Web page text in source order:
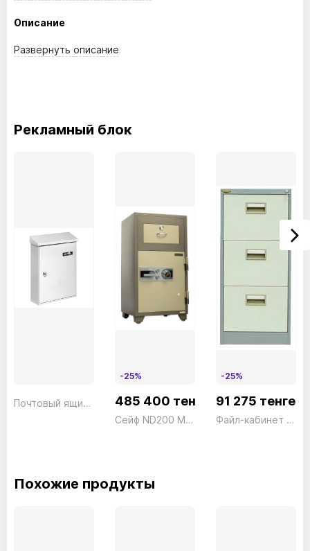
Описание
Развернуть описание
Рекламный блок
Почтовый ящик Letter 5832 W
-25%
485 400 тенге
Сейф ND200 Механический President ш590*г540*в1116 250кг
-25%
91 275 тенге
Файл-кабинет 3 ящика FC03 серый President
Похожие продукты